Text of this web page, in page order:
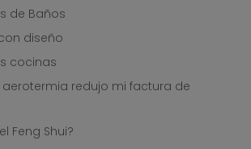
de Baños
diseño
cocinas
redujo mi factura de
Feng Shui?